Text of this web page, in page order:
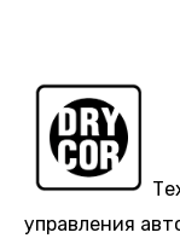
управления